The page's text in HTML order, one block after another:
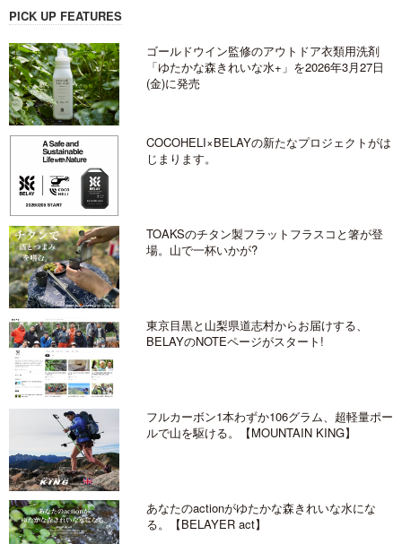
PICK UP FEATURES
ゴールドウイン監修のアウトドア衣類用洗剤
「ゆたかな森きれいな水+」を2026年3月27日
(金)に発売
COCOHELI×BELAYの新たなプロジェクトがは
じまります。
TOAKSのチタン製フラットフラスコと箸が登
場。山で一杯いかが?
東京目黒と山梨県道志村からお届けする、
BELAYのNOTEページがスタート!
フルカーボン1本わずか106グラム、超軽量ポー
ルで山を駆ける。【MOUNTAIN KING】
あなたのactionがゆたかな森きれいな水にな
る。【BELAYER act】